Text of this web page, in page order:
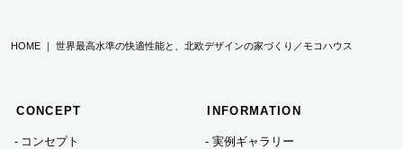
HOME ｜ 世界最高水準の快適性能と、北欧デザインの家づくり／モコハウス
CONCEPT
コンセプト
INFORMATION
実例ギャラリー